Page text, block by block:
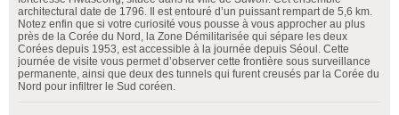
architectural date de 1796. Il est entouré d’un puissant rempart de 5,6 km.
Notez enfin que si votre curiosité vous pousse à vous approcher au plus
près de la Corée du Nord, la Zone Démilitarisée qui sépare les deux
Corées depuis 1953, est accessible à la journée depuis Séoul. Cette
journée de visite vous permet d’observer cette frontière sous surveillance
permanente, ainsi que deux des tunnels qui furent creusés par la Corée du
Nord pour infiltrer le Sud coréen.